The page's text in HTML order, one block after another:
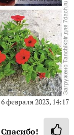
6 февраля 2023, 14:17
Спасибо!